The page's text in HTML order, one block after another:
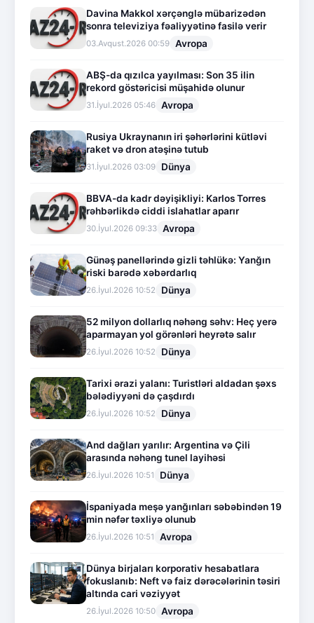
Davina Makkol xərçənglə mübarizədən
sonra televiziya fəaliyyətinə fasilə verir
03.Avqust.2026 00:59 Avropa
ABŞ-da qızılca yayılması: Son 35 ilin
rekord göstəricisi müşahidə olunur
31.İyul.2026 05:46 Avropa
Rusiya Ukraynanın iri şəhərlərini kütləvi
raket və dron atəşinə tutub
31.İyul.2026 03:09 Dünya
BBVA-da kadr dəyişikliyi: Karlos Torres
rəhbərlikdə ciddi islahatlar aparır
30.İyul.2026 09:33 Avropa
Günəş panellərində gizli təhlükə: Yanğın
riski barədə xəbərdarlıq
26.İyul.2026 10:52 Dünya
52 milyon dollarlıq nəhəng səhv: Heç yerə
aparmayan yol görənləri heyrətə salır
26.İyul.2026 10:52 Dünya
Tarixi ərazi yalanı: Turistləri aldadan şəxs
bələdiyyəni də çaşdırdı
26.İyul.2026 10:52 Dünya
And dağları yarılır: Argentina və Çili
arasında nəhəng tunel layihəsi
26.İyul.2026 10:51 Dünya
İspaniyada meşə yanğınları səbəbindən 19
min nəfər təxliyə olunub
26.İyul.2026 10:51 Avropa
Dünya birjaları korporativ hesabatlara
fokuslanıb: Neft və faiz dərəcələrinin təsiri
altında cari vəziyyət
26.İyul.2026 10:50 Avropa